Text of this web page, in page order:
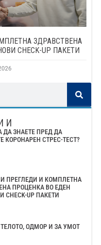
ЗДРАВСТВЕНА
CHECK-UP ПАКЕТИ
ДА ЗНАЕТЕ ПРЕД ДА
КОРОНАРЕН СТРЕС-ТЕСТ?
ПРЕГЛЕДИ И КОМПЛЕТНА
ПРОЦЕНКА ВО ЕДЕН
CHECK-UP ПАКЕТИ
ОДМОР И ЗА УМОТ